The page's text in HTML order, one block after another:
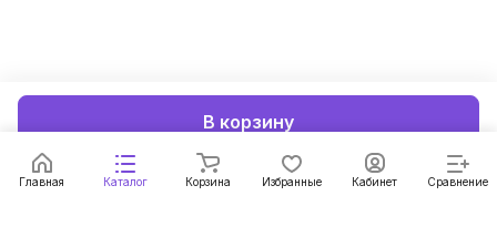
В корзину
Главная Каталог Корзина Избранные Кабинет Сравнение